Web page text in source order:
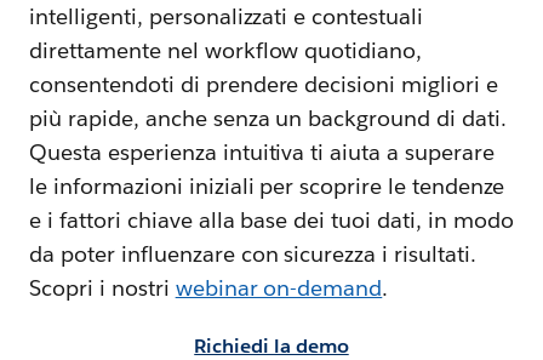
intelligenti, personalizzati e contestuali
direttamente nel workflow quotidiano,
consentendoti di prendere decisioni migliori e
più rapide, anche senza un background di dati.
Questa esperienza intuitiva ti aiuta a superare
le informazioni iniziali per scoprire le tendenze
e i fattori chiave alla base dei tuoi dati, in modo
da poter influenzare con sicurezza i risultati.
Scopri i nostri webinar on-demand.
Richiedi la demo